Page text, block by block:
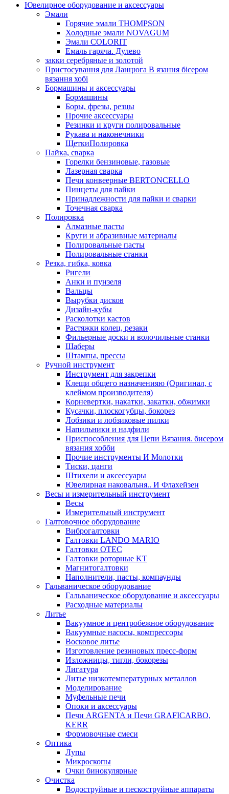
Ювелирное оборудование и аксессуары
Эмали
Горячие эмали THOMPSON
Холодные эмали NOVAGUM
Эмали COLORIT
Емаль гаряча. Дулево
закки серебряные и золотой
Пристосування для Ланцюга В язання бісером
вязання хобі
Бормашины и аксессуары
Бормашины
Боры, фрезы, резцы
Прочие аксессуары
Резинки и круги полировальные
Рукава и наконечники
ЩеткиПолировка
Пайка, сварка
Горелки бензиновые, газовые
Лазерная сварка
Печи конвеерные BERTONCELLO
Пинцеты для пайки
Принадлежности для пайки и сварки
Точечная сварка
Полировка
Алмазные пасты
Круги и абразивные материалы
Полировальные пасты
Полировальные станки
Резка, гибка, ковка
Ригели
Анки и пунзеля
Вальцы
Вырубки дисков
Дизайн-кубы
Расколотки кастов
Растяжки колец, резаки
Фильерные доски и волочильные станки
Шаберы
Штампы, прессы
Ручной инструмент
Инструмент для закрепки
Клещи общего назначенияю (Оригинал, с
клеймом производителя)
Корневертки, накатки, закатки, обжимки
Кусачки, плоскогубцы, бокорез
Лобзики и лобзиковые пилки
Напильники и надфили
Приспособления для Цепи Вязания. бисером
вязания хобби
Прочие инструменты И Молотки
Тиски, цанги
Штихели и аксессуары
Ювелирная наковальня.. И Флахейзен
Весы и измерительный инструмент
Весы
Измерительный инструмент
Галтовочное оборудование
Виброгалтовки
Галтовки LANDO MARIO
Галтовки OTEC
Галтовки роторные KT
Магнитогалтовки
Наполнители, пасты, компаунды
Гальваническое оборудование
Гальваническое оборудование и аксессуары
Расходные материалы
Литье
Вакуумное и центробежное оборудование
Вакуумные насосы, компрессоры
Восковое литье
Изготовление резиновых пресс-форм
Изложницы, тигли, бокорезы
Лигатура
Литье низкотемпературных металлов
Моделирование
Муфельные печи
Опоки и аксессуары
Печи ARGENTA и Печи GRAFICARBO,
KERR
Формовочные смеси
Оптика
Лупы
Микроскопы
Очки бинокулярные
Очистка
Водоструйные и пескоструйные аппараты